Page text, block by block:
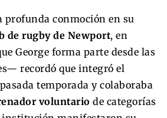
profunda conmoción en su
de rugby de Newport, en
George forma parte desde las
recordó que integró el
temporada y colaboraba
voluntario de categorías